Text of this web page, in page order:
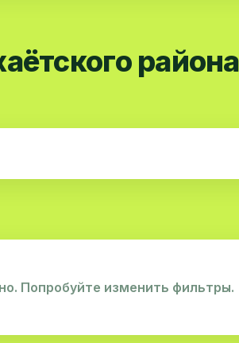
района
Попробуйте изменить фильтры.